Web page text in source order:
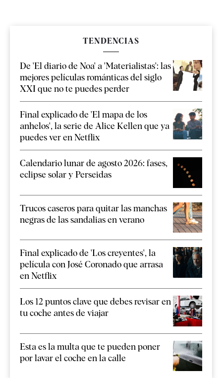
TENDENCIAS
De 'El diario de Noa' a 'Materialistas': las
mejores películas románticas del siglo
XXI que no te puedes perder
Final explicado de 'El mapa de los
anhelos', la serie de Alice Kellen que ya
puedes ver en Netflix
Calendario lunar de agosto 2026: fases,
eclipse solar y Perseidas
Trucos caseros para quitar las manchas
negras de las sandalias en verano
Final explicado de 'Los creyentes', la
película con José Coronado que arrasa
en Netflix
Los 12 puntos clave que debes revisar en
tu coche antes de viajar
Esta es la multa que te pueden poner
por lavar el coche en la calle